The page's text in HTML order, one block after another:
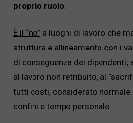
proprio ruolo.
È il “no” a luoghi di lavoro che
struttura e allineamento con i
di conseguenza dei dipendenti;
al lavoro non retribuito, al
tutti costi, considerato normale.
confini e tempo personale.